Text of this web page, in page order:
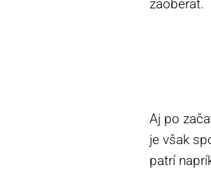
zaoberať.
Aj po
je však
patrí